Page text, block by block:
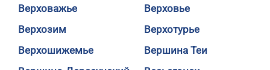
Верховажье
Верховье
Верхозим
Верхотурье
Верхошижемье
Вершина Теи